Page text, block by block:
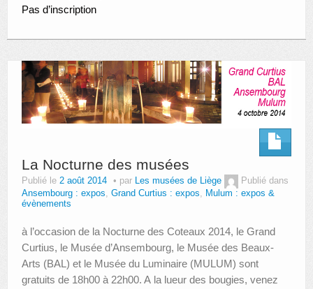
Pas d’inscription
La Nocturne des musées
Publié le 2 août 2014 par Les musées de Liège
Publié dans
Ansembourg : expos
Grand Curtius : expos
Mulum : expos &
évènements
à l’occasion de la Nocturne des Coteaux 2014, le Grand
Curtius, le Musée d’Ansembourg, le Musée des Beaux-
Arts (BAL) et le Musée du Luminaire (MULUM) sont
gratuits de 18h00 à 22h00. A la lueur des bougies, venez